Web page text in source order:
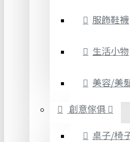
服飾鞋襪
生活小物
美容/美
創意傢俱
桌子/椅